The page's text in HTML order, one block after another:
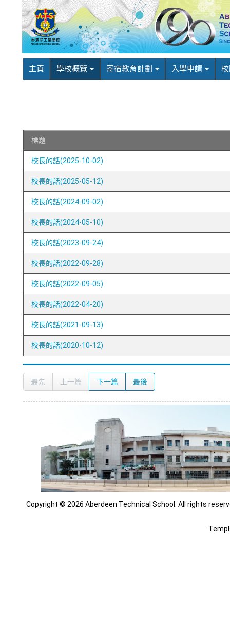
主頁 學校概覽 寄宿教育計劃 入學申請
標題
校長的話(2025-10-02)
校長的話(2025-05-12)
校長的話(2024-09-02)
校長的話(2024-05-10)
校長的話(2023-09-24)
校長的話(2022-09-28)
校長的話(2022-09-05)
校長的話(2022-04-20)
校長的話(2021-09-13)
校長的話(2020-10-12)
最先 上一篇 下一篇 最後
Copyright © 2026 Aberdeen Technical School. All rights